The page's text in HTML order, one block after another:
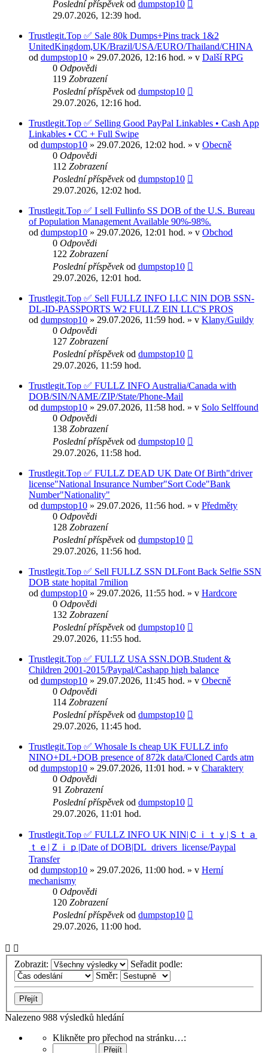
Poslední příspěvekod dumpstop10
29.07.2026, 12:39 hod.
Trustlegit.Top ✅ Sale 80k Dumps+Pins track 1&2
UnitedKingdom,UK/Brazil/USA/EURO/Thailand/CHINA
od dumpstop10 » 29.07.2026, 12:16 hod. » v Další RPG
0 Odpovědi
119 Zobrazení
Poslední příspěvekod dumpstop10
29.07.2026, 12:16 hod.
Trustlegit.Top ✅ Selling Good PayPal Linkables • Cash App
Linkables • CC + Full Swipe
od dumpstop10 » 29.07.2026, 12:02 hod. » v Obecně
0 Odpovědi
112 Zobrazení
Poslední příspěvekod dumpstop10
29.07.2026, 12:02 hod.
Trustlegit.Top ✅ I sell Fullinfo SS DOB of the U.S. Bureau
of Population Management Available 90%-98%.
od dumpstop10 » 29.07.2026, 12:01 hod. » v Obchod
0 Odpovědi
122 Zobrazení
Poslední příspěvekod dumpstop10
29.07.2026, 12:01 hod.
Trustlegit.Top ✅ Sell FULLZ INFO LLC NIN DOB SSN-
DL-ID-PASSPORTS W2 FULLZ EIN LLC'S PROS
od dumpstop10 » 29.07.2026, 11:59 hod. » v Klany/Guildy
0 Odpovědi
127 Zobrazení
Poslední příspěvekod dumpstop10
29.07.2026, 11:59 hod.
Trustlegit.Top ✅ FULLZ INFO Australia/Canada with
DOB/SIN/NAME/ZIP/State/Phone-Mail
od dumpstop10 » 29.07.2026, 11:58 hod. » v Solo Selffound
0 Odpovědi
138 Zobrazení
Poslední příspěvekod dumpstop10
29.07.2026, 11:58 hod.
Trustlegit.Top ✅ FULLZ DEAD UK Date Of Birth"driver
license"National Insurance Number"Sort Code"Bank
Number"Nationality"
od dumpstop10 » 29.07.2026, 11:56 hod. » v Předměty
0 Odpovědi
128 Zobrazení
Poslední příspěvekod dumpstop10
29.07.2026, 11:56 hod.
Trustlegit.Top ✅ Sell FULLZ SSN DLFont Back Selfie SSN
DOB state hopital 7milion
od dumpstop10 » 29.07.2026, 11:55 hod. » v Hardcore
0 Odpovědi
132 Zobrazení
Poslední příspěvekod dumpstop10
29.07.2026, 11:55 hod.
Trustlegit.Top ✅ FULLZ USA SSN.DOB.Student &
Сhildren 2001-2015/Paypal/Cashapp high balance
od dumpstop10 » 29.07.2026, 11:45 hod. » v Obecně
0 Odpovědi
114 Zobrazení
Poslední příspěvekod dumpstop10
29.07.2026, 11:45 hod.
Trustlegit.Top ✅ Whosale Is cheap UK FULLZ info
NINO+DL+DOB presence of 872k data/Cloned Cards atm
od dumpstop10 » 29.07.2026, 11:01 hod. » v Charaktery
0 Odpovědi
91 Zobrazení
Poslední příspěvekod dumpstop10
29.07.2026, 11:01 hod.
Trustlegit.Top ✅ FULLZ INFO UK NIN|Ｃｉｔｙ|Ｓｔａ
ｔｅ|Ｚｉｐ|Date of DOB|DL_drivers_license/Paypal
Transfer
od dumpstop10 » 29.07.2026, 11:00 hod. » v Herní
mechanismy
0 Odpovědi
120 Zobrazení
Poslední příspěvekod dumpstop10
29.07.2026, 11:00 hod.
Zobrazit:
Seřadit podle:
Směr:
Nalezeno 988 výsledků hledání
StránkaKlikněte pro přechod na stránku…: